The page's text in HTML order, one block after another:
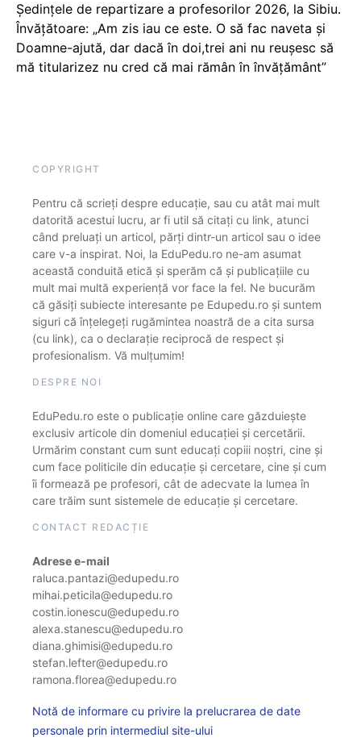
Ședințele de repartizare a profesorilor 2026, la Sibiu.
Învățătoare: „Am zis iau ce este. O să fac naveta și
Doamne-ajută, dar dacă în doi,trei ani nu reușesc să
mă titularizez nu cred că mai rămân în învățământ”
COPYRIGHT
Pentru că scrieți despre educație, sau cu atât mai mult
datorită acestui lucru, ar fi util să citați cu link, atunci
când preluați un articol, părți dintr-un articol sau o idee
care v-a inspirat. Noi, la EduPedu.ro ne-am asumat
această conduită etică și sperăm că și publicațiile cu
mult mai multă experiență vor face la fel. Ne bucurăm
că găsiți subiecte interesante pe Edupedu.ro și suntem
siguri că înțelegeți rugămintea noastră de a cita sursa
(cu link), ca o declarație reciprocă de respect și
profesionalism. Vă mulțumim!
DESPRE NOI
EduPedu.ro este o publicație online care găzduiește
exclusiv articole din domeniul educației și cercetării.
Urmărim constant cum sunt educați copiii noștri, cine și
cum face politicile din educație și cercetare, cine și cum
îi formează pe profesori, cât de adecvate la lumea în
care trăim sunt sistemele de educație și cercetare.
CONTACT REDACȚIE
Adrese e-mail
raluca.pantazi@edupedu.ro
mihai.peticila@edupedu.ro
costin.ionescu@edupedu.ro
alexa.stanescu@edupedu.ro
diana.ghimisi@edupedu.ro
stefan.lefter@edupedu.ro
ramona.florea@edupedu.ro
Notă de informare cu privire la prelucrarea de date
personale prin intermediul site-ului